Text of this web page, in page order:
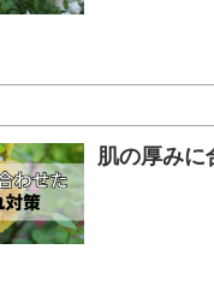
肌の厚みに